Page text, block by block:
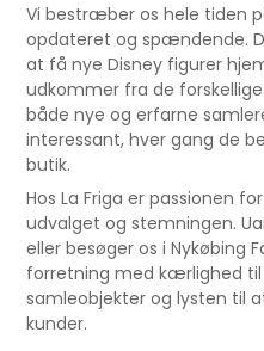
Vi bestræber os hele tiden
opdateret og spændende.
at få nye Disney figurer
udkommer fra de
både nye og erfarne
interessant, hver gang de
butik.
Hos La Friga er passionen
udvalget og stemningen.
eller besøger os i Nykøbing
forretning med kærlighed til
samleobjekter og lysten til
kunder.